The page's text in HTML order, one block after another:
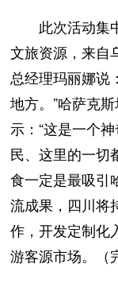
此次活动集中
文旅资源，来自
总经理玛丽娜说
地方。”哈萨克
示：“这是一个
民、这里的一切
食一定是最吸引
流成果，四川将
作，开发定制化
游客源市场。（